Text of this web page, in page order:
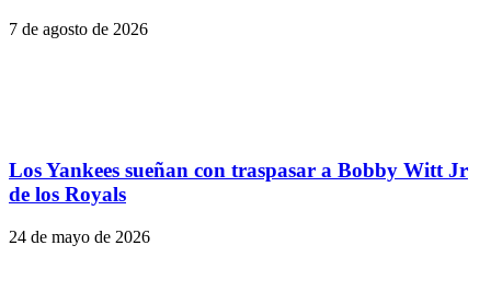
7 de agosto de 2026
Los Yankees sueñan con traspasar a Bobby Witt Jr
de los Royals
24 de mayo de 2026